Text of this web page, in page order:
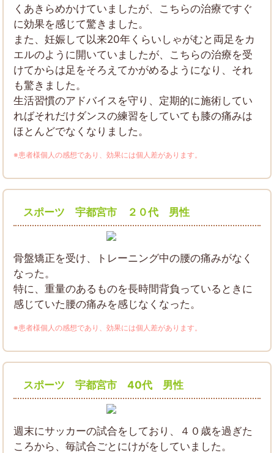
くあきらめかけていましたが、こちらの治療ですぐ
に効果を感じて驚きました。
また、妊娠して以来20年くらいしゃがむと両足をカ
エルのように開いていましたが、こちらの治療を受
けてからは足をそろえてかがめるようになり、それ
も驚きました。
生活習慣のアドバイスを守り、定期的に施術してい
ればそれだけダンスの練習をしていても膝の痛みは
ほとんどでなくなりました。
※患者様個人の感想であり、効果には個人差があります。
スポーツ 宇都宮市 ２０代 男性
骨盤矯正を受け、トレーニング中の腰の痛みがなく
なった。
特に、重量のあるものを長時間背負っているときに
感じていた腰の痛みを感じなくなった。
※患者様個人の感想であり、効果には個人差があります。
スポーツ 宇都宮市 40代 男性
週末にサッカーの試合をしており、４０歳を過ぎた
ころから、毎試合ごとにけがをしていました。